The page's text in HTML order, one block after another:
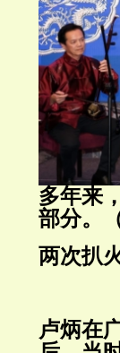
多年来
部分。
两次扒
卢炳在